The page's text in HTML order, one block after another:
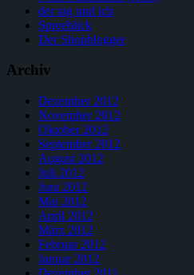
der tag und ich
Spreeblick
Der Shopblogger
Archiv
Dezember 2012
November 2012
Oktober 2012
September 2012
August 2012
Juli 2012
Juni 2012
Mai 2012
April 2012
März 2012
Februar 2012
Januar 2012